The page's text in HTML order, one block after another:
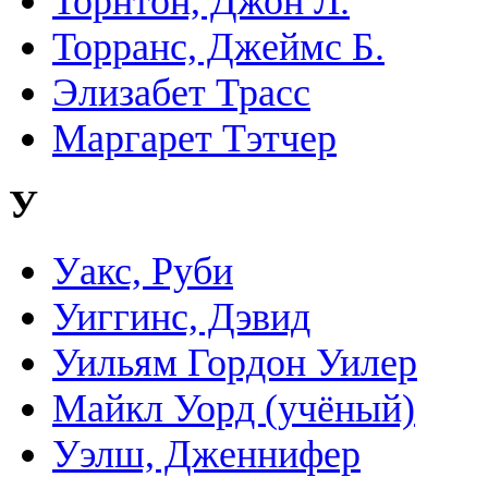
Торранс, Джеймс Б.
Элизабет Трасс
Маргарет Тэтчер
У
Уакс, Руби
Уиггинс, Дэвид
Уильям Гордон Уилер
Майкл Уорд (учёный)
Уэлш, Дженнифер